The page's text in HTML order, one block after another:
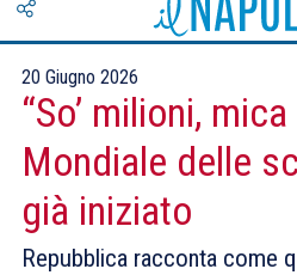
20 Giugno 2026
“So’ milioni,
Mondiale delle
già iniziato
Repubblica racconta come